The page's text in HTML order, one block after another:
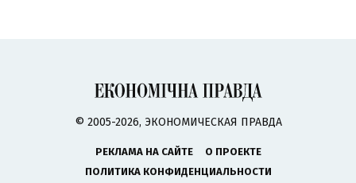
© 2005-2026, ЭКОНОМИЧЕСКАЯ ПРАВДА
РЕКЛАМА НА САЙТЕ
О ПРОЕКТЕ
ПОЛИТИКА КОНФИДЕНЦИАЛЬНОСТИ